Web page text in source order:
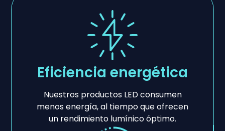
Eficiencia energética
Nuestros productos LED consumen
menos energía, al tiempo que ofrecen
un rendimiento lumínico óptimo.